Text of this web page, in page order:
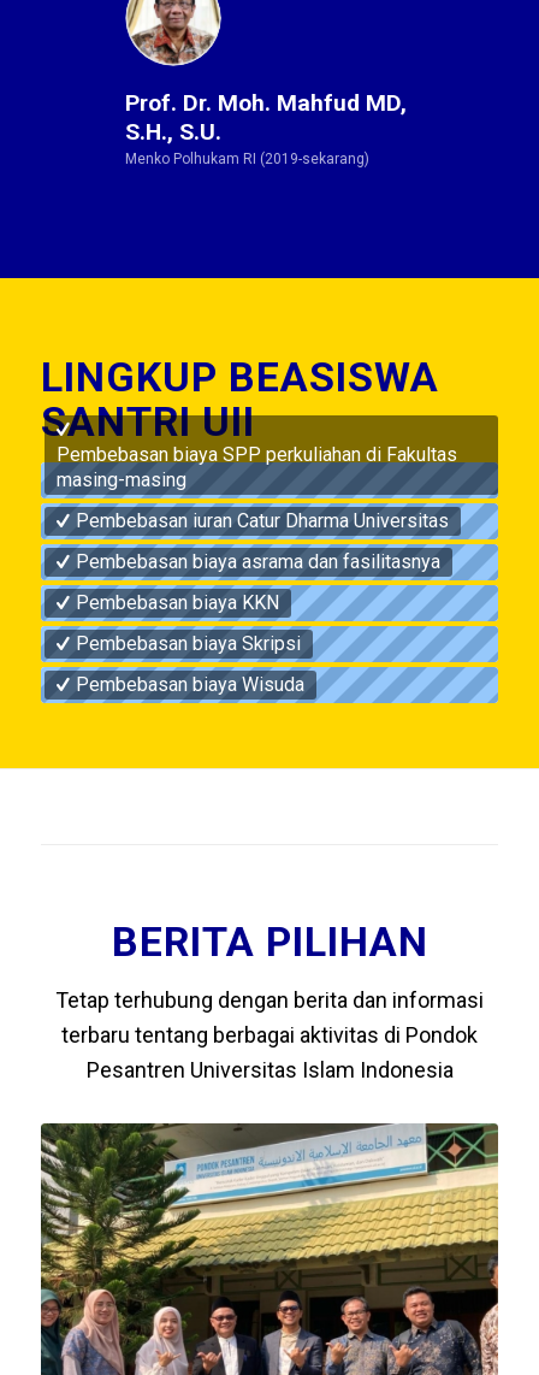
Prof. Dr. Moh. Mahfud MD,
S.H., S.U.
Menko Polhukam RI (2019-sekarang)
LINGKUP BEASISWA
SANTRI UII
Pembebasan biaya SPP perkuliahan di Fakultas
masing-masing
Pembebasan iuran Catur Dharma Universitas
Pembebasan biaya asrama dan fasilitasnya
Pembebasan biaya KKN
Pembebasan biaya Skripsi
Pembebasan biaya Wisuda
BERITA PILIHAN
Tetap terhubung dengan berita dan informasi
terbaru tentang berbagai aktivitas di Pondok
Pesantren Universitas Islam Indonesia